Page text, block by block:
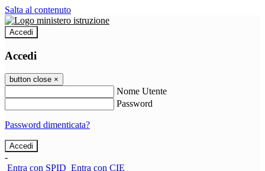
Salta al contenuto
Accedi
Accedi
button close ×
Nome Utente
Password
Password dimenticata?
-
Entra con SPID Entra con CIE